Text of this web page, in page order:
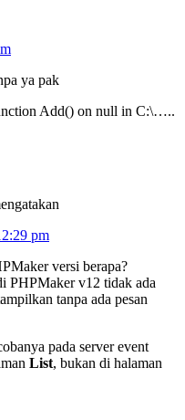
ya pak
Add() on null in C:\…..
pm
versi berapa?
PHPMaker v12 tidak ada
tanpa ada pesan
pada server event
List, bukan di halaman